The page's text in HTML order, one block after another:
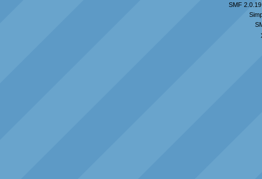
SMF 2.0.19